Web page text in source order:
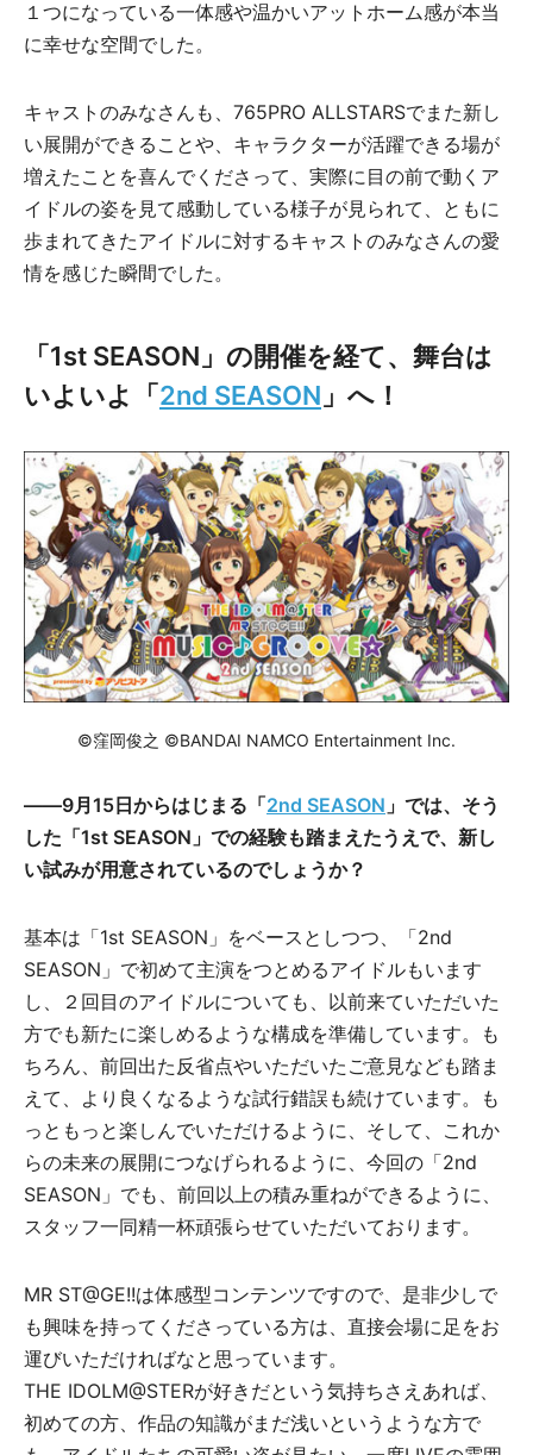
１つになっている一体感や温かいアットホーム感が本当
に幸せな空間でした。
キャストのみなさんも、765PRO ALLSTARSでまた新し
い展開ができることや、キャラクターが活躍できる場が
増えたことを喜んでくださって、実際に目の前で動くア
イドルの姿を見て感動している様子が見られて、ともに
歩まれてきたアイドルに対するキャストのみなさんの愛
情を感じた瞬間でした。
「1st SEASON」の開催を経て、舞台は
いよいよ「2nd SEASON 」へ！
©窪岡俊之 ©BANDAI NAMCO Entertainment Inc.
――9月15日からはじまる「2nd SEASON 」では、そう
した「1st SEASON」での経験も踏まえたうえで、新し
い試みが用意されているのでしょうか？
基本は「1st SEASON」をベースとしつつ、「2nd
SEASON」で初めて主演をつとめるアイドルもいます
し、２回目のアイドルについても、以前来ていただいた
方でも新たに楽しめるような構成を準備しています。も
ちろん、前回出た反省点やいただいたご意見なども踏ま
えて、より良くなるような試行錯誤も続けています。も
っともっと楽しんでいただけるように、そして、これか
らの未来の展開につなげられるように、今回の「2nd
SEASON」でも、前回以上の積み重ねができるように、
スタッフ一同精一杯頑張らせていただいております。
MR ST@GE!!は体感型コンテンツですので、是非少しで
も興味を持ってくださっている方は、直接会場に足をお
運びいただければなと思っています。
THE IDOLM@STERが好きだという気持ちさえあれば、
初めての方、作品の知識がまだ浅いというような方で